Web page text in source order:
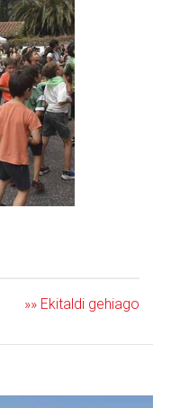
»» Ekitaldi gehiago